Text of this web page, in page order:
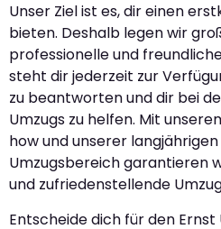
Unser Ziel ist es, dir einen
bieten. Deshalb legen wir
professionelle und
steht dir jederzeit zur
zu beantworten und dir bei
Umzugs zu helfen. Mit
how und unserer
Umzugsbereich garantieren
und zufriedenstellende
Entscheide dich für den